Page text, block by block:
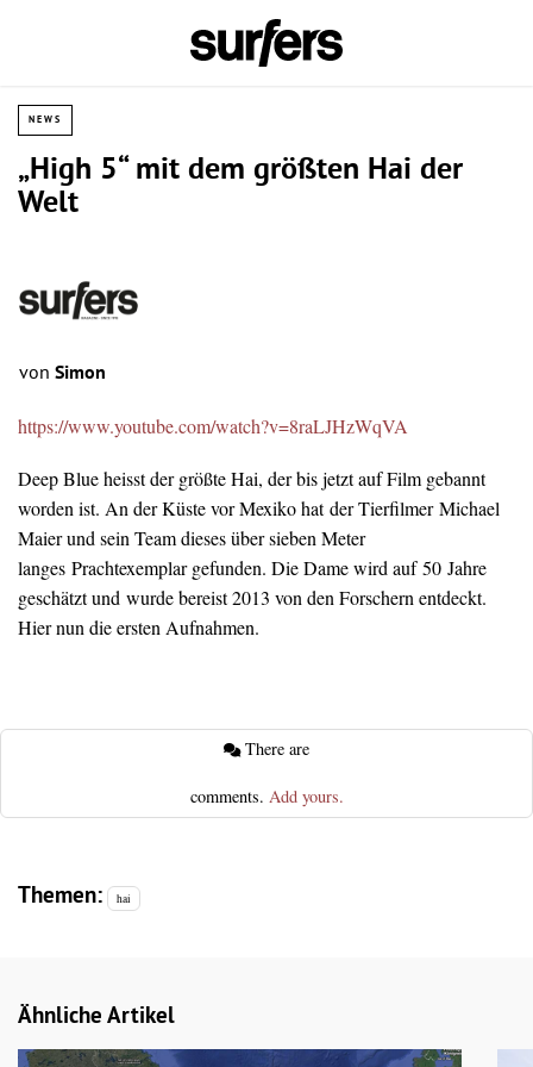
NEWS
„High 5“ mit dem größten Hai der
Welt
von Simon
https://www.youtube.com/watch?v=8raLJHzWqVA
Deep Blue heisst der größte Hai, der bis jetzt auf Film gebannt
worden ist. An der Küste vor Mexiko hat der Tierfilmer Michael
Maier und sein Team dieses über sieben Meter
langes Prachtexemplar gefunden. Die Dame wird auf 50 Jahre
geschätzt und wurde bereist 2013 von den Forschern entdeckt.
Hier nun die ersten Aufnahmen.
comments. Add yours.
Themen: hai
Ähnliche Artikel